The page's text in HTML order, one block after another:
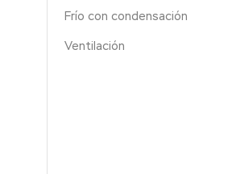
Frío con condensación
Ventilación